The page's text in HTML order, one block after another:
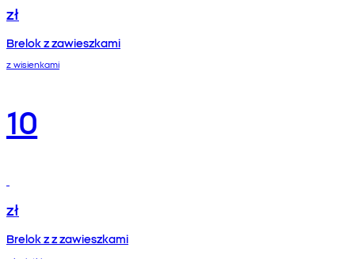
zł
Brelok z zawieszkami
z wisienkami
10
zł
Brelok z z zawieszkami